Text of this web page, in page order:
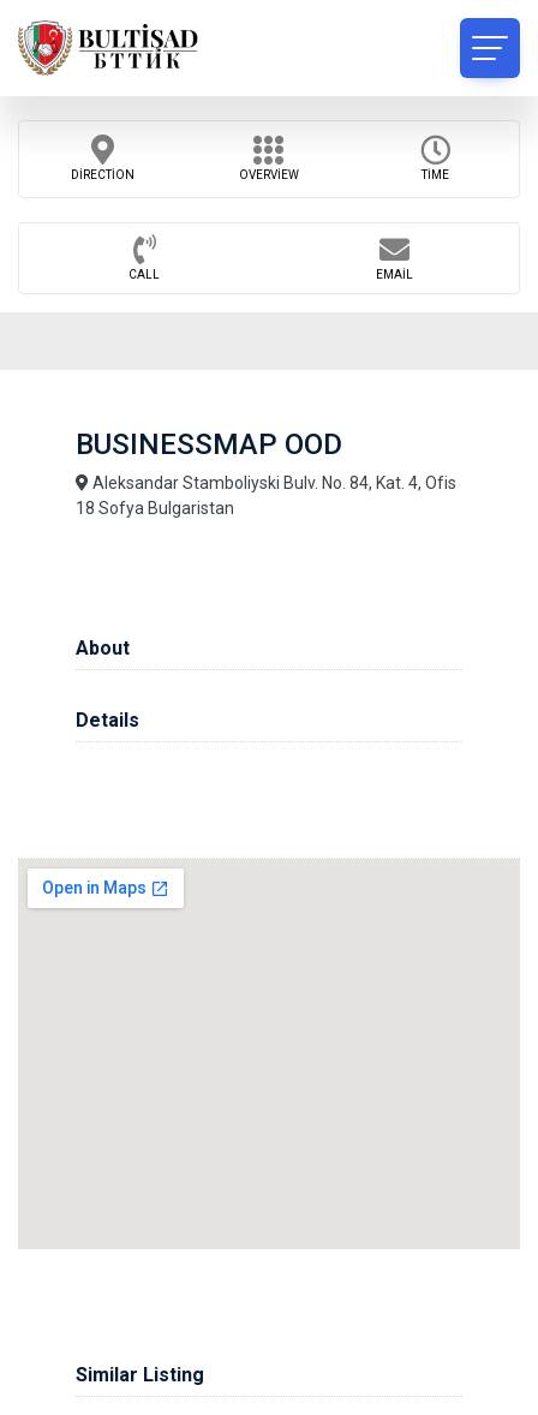
DIRECTION OVERVIEW TIME
CALL EMAIL
BUSINESSMAP OOD
Aleksandar Stamboliyski Bulv. No. 84, Kat. 4, Ofis
18 Sofya Bulgaristan
About
Details
Similar Listing